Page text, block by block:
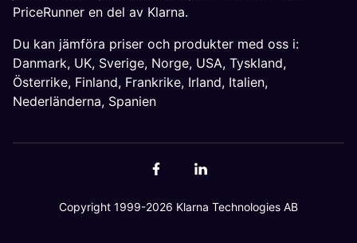
PriceRunner en del av Klarna.
Du kan jämföra priser och produkter med oss i:
Danmark, UK, Sverige, Norge, USA, Tyskland,
Österrike, Finland, Frankrike, Irland, Italien,
Nederländerna, Spanien
Copyright 1999-2026 Klarna Technologies AB